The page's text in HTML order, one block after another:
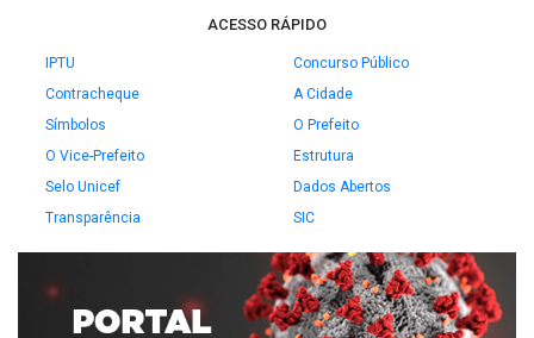
ACESSO RÁPIDO
IPTU
Concurso Público
Contracheque
A Cidade
Símbolos
O Prefeito
O Vice-Prefeito
Estrutura
Selo Unicef
Dados Abertos
Transparência
SIC